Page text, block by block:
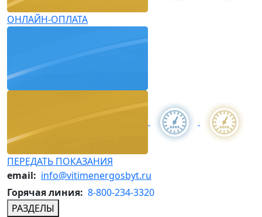
ОНЛАЙН-ОПЛАТА
ПЕРЕДАТЬ ПОКАЗАНИЯ
email: info@vitimenergosbyt.ru
Горячая линия: 8-800-234-3320
РАЗДЕЛЫ